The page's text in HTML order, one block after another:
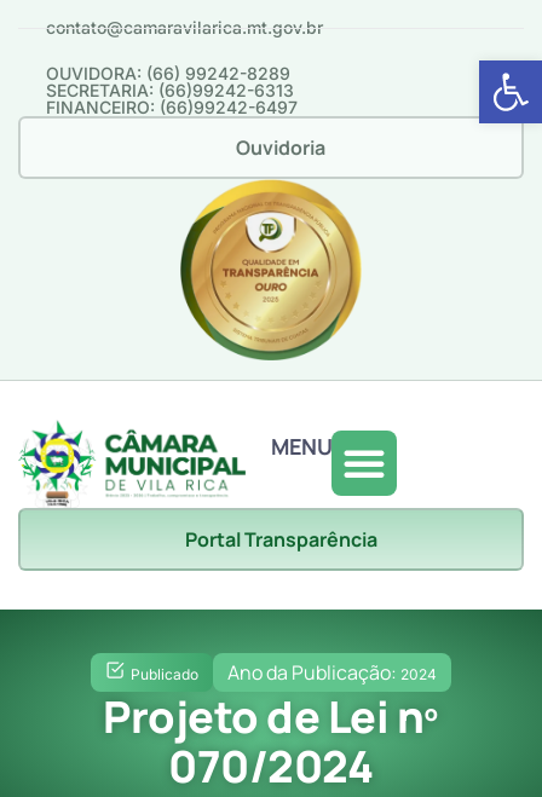
Abrir
contato@camaravilarica.mt.gov.br
OUVIDORA: (66) 99242-8289
SECRETARIA: (66)99242-6313
FINANCEIRO: (66)99242-6497
Ouvidoria
MENU
Portal Transparência
Publicado Ano da Publicação: 2024
Projeto de Lei nº
070/2024